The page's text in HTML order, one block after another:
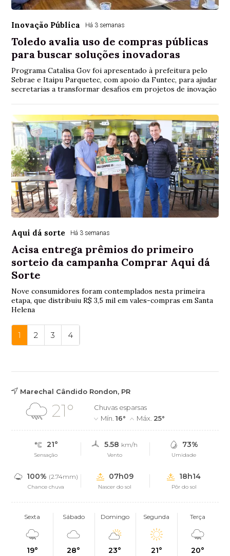
Inovação Pública Há 3 semanas
Toledo avalia uso de compras públicas
para buscar soluções inovadoras
Programa Catalisa Gov foi apresentado à prefeitura pelo
Sebrae e Itaipu Parquetec, com apoio da Funtec, para ajudar
secretarias a transformar desafios em projetos de inovação
Aqui dá sorte Há 3 semanas
Acisa entrega prêmios do primeiro
sorteio da campanha Comprar Aqui dá
Sorte
Nove consumidores foram contemplados nesta primeira
etapa, que distribuiu R$ 3,5 mil em vales-compras em Santa
Helena
1 2 3 4
Marechal Cândido Rondon, PR
21°
Chuvas esparsas
Mín.16° Máx. 25°
21°
Sensação
5.58 km/h
Vento
73%
Umidade
100% (2.74mm)
Chance chuva
07h09
Nascer do sol
18h14
Pôr do sol
Sexta
19°
Sábado
28°
Domingo
23°
Segunda
21°
Terça
20°